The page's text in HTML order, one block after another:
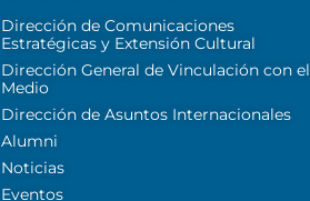
Dirección de Comunicaciones
Estratégicas y Extensión Cultural
Dirección General de Vinculación con el
Medio
Dirección de Asuntos Internacionales
Alumni
Noticias
Eventos